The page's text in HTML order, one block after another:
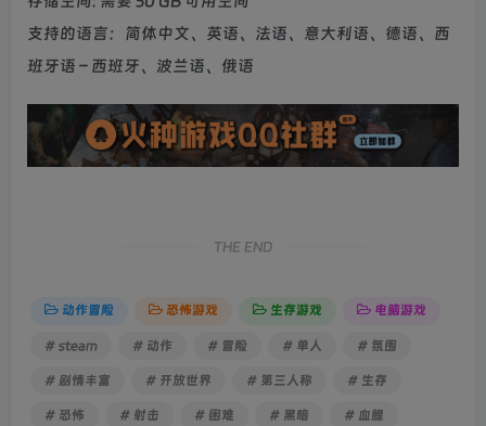
支持的语言：简体中文、英语、法语、意大利语、德语、西
班牙语 – 西班牙、波兰语、俄语
THE END
动作冒险 恐怖游戏 生存游戏 电脑游戏
# steam # 动作 # 冒险 # 单人 # 氛围
# 剧情丰富 # 开放世界 # 第三人称 # 生存
# 恐怖 # 射击 # 困难 # 黑暗 # 血腥